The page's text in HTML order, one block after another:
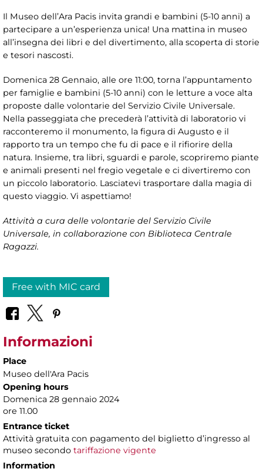
Il Museo dell’Ara Pacis invita grandi e bambini (5-10 anni) a
partecipare a un’esperienza unica! Una mattina in museo
all’insegna dei libri e del divertimento, alla scoperta di storie
e tesori nascosti.
Domenica 28 Gennaio, alle ore 11:00, torna l’appuntamento
per famiglie e bambini (5-10 anni) con le letture a voce alta
proposte dalle volontarie del Servizio Civile Universale.
Nella passeggiata che precederà l’attività di laboratorio vi
racconteremo il monumento, la figura di Augusto e il
rapporto tra un tempo che fu di pace e il rifiorire della
natura. Insieme, tra libri, sguardi e parole, scopriremo piante
e animali presenti nel fregio vegetale e ci divertiremo con
un piccolo laboratorio. Lasciatevi trasportare dalla magia di
questo viaggio. Vi aspettiamo!
Attività a cura delle volontarie del Servizio Civile
Universale, in collaborazione con Biblioteca Centrale
Ragazzi.
Free with MIC card
Informazioni
Place
Museo dell'Ara Pacis
Opening hours
Domenica 28 gennaio 2024
ore 11.00
Entrance ticket
Attività gratuita con pagamento del biglietto d’ingresso al
museo secondo tariffazione vigente
Information